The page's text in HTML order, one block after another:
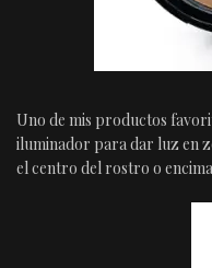
Uno de mis productos
iluminador para dar luz en
el centro del rostro o